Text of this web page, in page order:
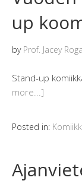
up
by Prof. Jacey
Stand-up
more...]
Posted in: